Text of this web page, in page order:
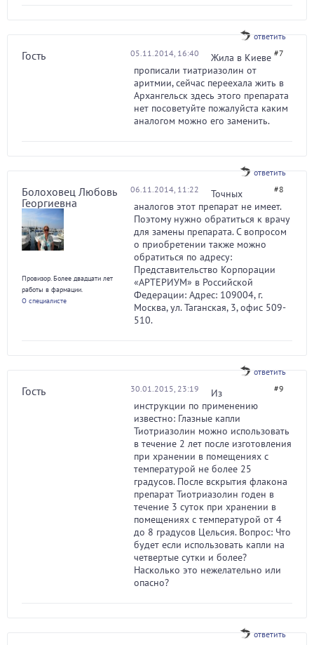
ответить
Гость 05.11.2014, 16:40 #7
Жила в Киеве
прописали тиатриазолин от
аритмии, сейчас переехала жить в
Архангельск здесь этого препарата
нет посоветуйте пожалуйста каким
аналогом можно его заменить.
ответить
Болоховец Любовь
Георгиевна
Провизор. Более двадцати лет
работы в фармации.
О специалисте
06.11.2014, 11:22 #8
Точных
аналогов этот препарат не имеет.
Поэтому нужно обратиться к врачу
для замены препарата. С вопросом
о приобретении также можно
обратиться по адресу:
Представительство Корпорации
«АРТЕРИУМ» в Российской
Федерации: Адрес: 109004, г.
Москва, ул. Таганская, 3, офис 509-
510.
ответить
Гость 30.01.2015, 23:19 #9
Из
инструкции по применению
известно: Глазные капли
Тиотриазолин можно использовать
в течение 2 лет после изготовления
при хранении в помещениях с
температурой не более 25
градусов. После вскрытия флакона
препарат Тиотриазолин годен в
течение 3 суток при хранении в
помещениях с температурой от 4
до 8 градусов Цельсия. Вопрос: Что
будет если использовать капли на
четвертые сутки и более?
Насколько это нежелательно или
опасно?
ответить